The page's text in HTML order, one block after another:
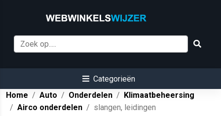
Categorieën
Home
Auto Onderdelen
Klimaatbeheersing
Airco onderdelen
slangen, leidingen